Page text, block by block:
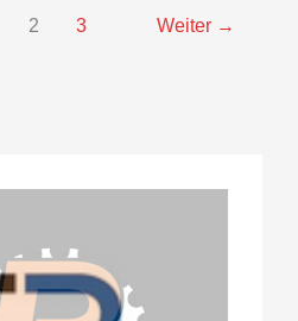
2 3 Weiter →